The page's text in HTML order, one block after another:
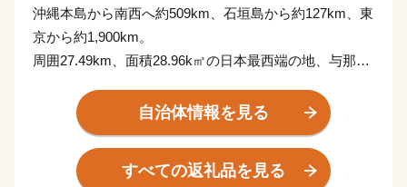
沖縄本島から南西へ約509km、石垣島から約127km、東
京から約1,900km。
周囲27.49km、面積28.96k㎡の日本最西端の地、与那国
隣接する台湾とは、約111kmの距離にあり、年に数回、
台湾の山並みが見えることもあります。
荒々しい波が打ち付ける断崖絶壁の景観は力強さがあ
り、自然・文化・歴史すべてが八重山のどの島にもない
自治体情報を見る
すべての返礼品を見る